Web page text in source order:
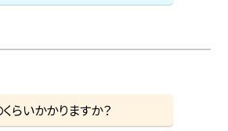
らいかかりますか？